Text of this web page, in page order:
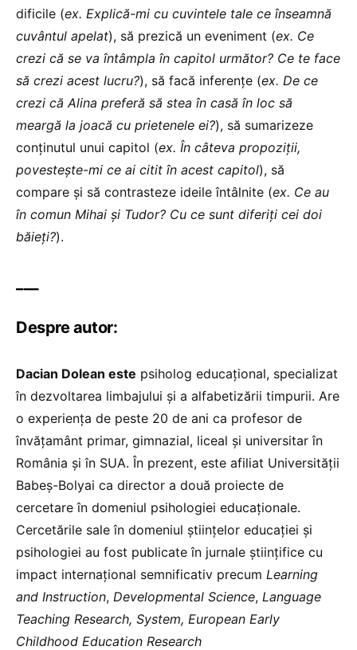
dificile (ex. Explică-mi cu cuvintele tale ce înseamnă
cuvântul apelat), să prezică un eveniment (ex. Ce
crezi că se va întâmpla în capitol următor? Ce te face
să crezi acest lucru?), să facă inferențe (ex. De ce
crezi că Alina preferă să stea în casă în loc să
meargă la joacă cu prietenele ei?), să sumarizeze
conținutul unui capitol (ex. În câteva propoziții,
povestește-mi ce ai citit în acest capitol), să
compare și să contrasteze ideile întâlnite (ex. Ce au
în comun Mihai și Tudor? Cu ce sunt diferiți cei doi
băieți?).
Despre autor:
Dacian Dolean este psiholog educațional, specializat
în dezvoltarea limbajului și a alfabetizării timpurii. Are
o experiența de peste 20 de ani ca profesor de
învățamânt primar, gimnazial, liceal și universitar în
România și în SUA. În prezent, este afiliat Universității
Babeș-Bolyai ca director a două proiecte de
cercetare în domeniul psihologiei educaționale.
Cercetările sale în domeniul științelor educației și
psihologiei au fost publicate în jurnale științifice cu
impact internațional semnificativ precum Learning
and Instruction, Developmental Science, Language
Teaching Research, System, European Early
Childhood Education Research